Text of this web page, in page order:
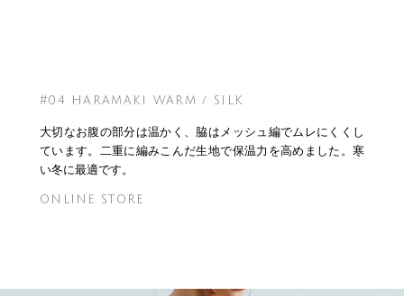
#04 HARAMAKI WARM / SILK
大切なお腹の部分は温かく、脇はメッシュ編でムレにくくし
ています。二重に編みこんだ生地で保温力を高めました。寒
い冬に最適です。
ONLINE STORE